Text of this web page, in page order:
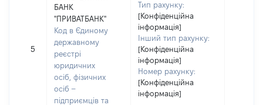
5
БАНК
"ПРИВАТБАНК"
Код в Єдиному
державному
реєстрі
юридичних
осіб, фізичних
осіб –
підприємців та
Тип рахунку:
[Конфіденційна
інформація]
Інший тип рахунку:
[Конфіденційна
інформація]
Номер рахунку:
[Конфіденційна
інформація]